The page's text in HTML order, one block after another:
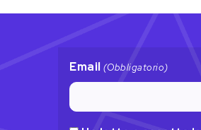
Email (Obbligatorio)